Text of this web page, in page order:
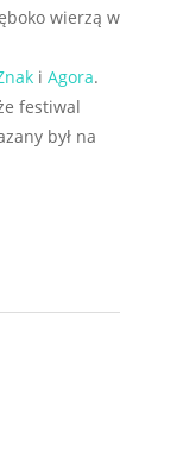
wierzą w
i Agora.
festiwal
był na